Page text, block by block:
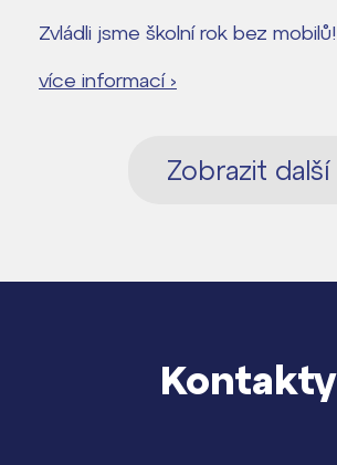
Zvládli jsme školní rok bez mobilů!
více informací ›
Zobrazit další
Kontakty